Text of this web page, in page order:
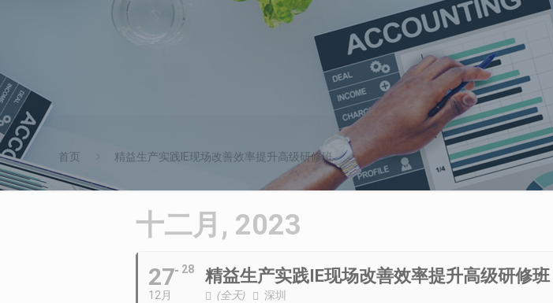
首页 精益生产实践IE现场改善效率提升高级研修班
十二月, 2023
27
12月
28 精益生产实践IE现场改善效率提升高级研修班
(全天)
深圳